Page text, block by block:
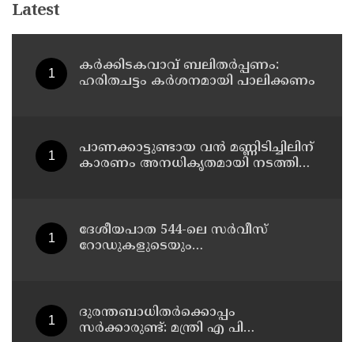
Latest
കര്‍ക്കിടകവാവ് ബലിതര്‍പ്പണം:
ഹരിതചട്ടം കര്‍ശനമായി പാലിക്കണം
പാണക്കാട്ടുണ്ടായ വൻ മണ്ണിടിച്ചിലിന്
കാരണം അനധികൃതമായി നടത്തിയ
ദേശീയപാത 544-ലെ സർവീസ്
റോഡുകളുടെയും
ഗഡ്കരിയുമായി കൂടിക്കാഴ്ച നടത്തി
കെ. രാധാകൃഷ്ണൻ എം.പി
ദുരന്തബാധിതര്‍ക്കൊപ്പം
സര്‍ക്കാരുണ്ട്: മന്ത്രി എ പി